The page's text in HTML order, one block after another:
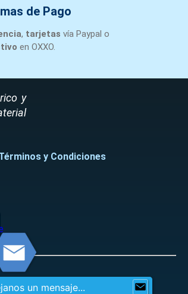
de Pago
, tarjetas vía Paypal o
en OXXO.
y
y Condiciones
un mensaje...